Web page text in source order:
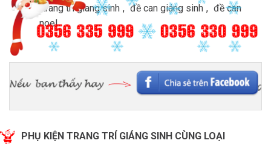
trang tri giang sinh , đề can giáng sinh , đề can
noel
PHỤ KIỆN TRANG TRÍ GIÁNG SINH CÙNG LOẠI